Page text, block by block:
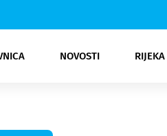
NOVOSTI
Rijeka Opatija
NK
Moda
Kultura